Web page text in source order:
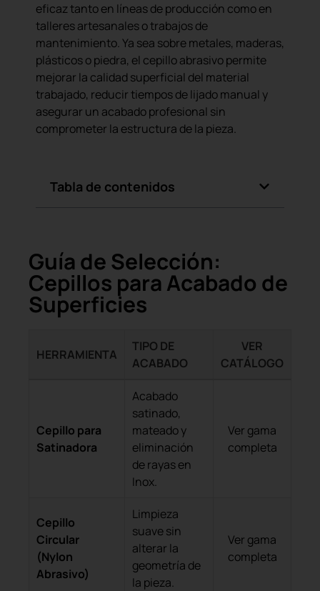
eficaz tanto en líneas de producción como en
talleres artesanales o trabajos de
mantenimiento. Ya sea sobre metales, maderas,
plásticos o piedra, el cepillo abrasivo permite
mejorar la calidad superficial del material
trabajado, reducir tiempos de lijado manual y
asegurar un acabado profesional sin
comprometer la estructura de la pieza.
Tabla de contenidos
Guía de Selección:
Cepillos para Acabado de
Superficies
HERRAMIENTA
TIPO DE
ACABADO
VER
CATÁLOGO
Cepillo para
Satinadora
Acabado
satinado,
mateado y
eliminación
de rayas en
Inox.
Ver gama
completa
Cepillo
Circular
(Nylon
Abrasivo)
Limpieza
suave sin
alterar la
geometría de
la pieza.
Ver gama
completa